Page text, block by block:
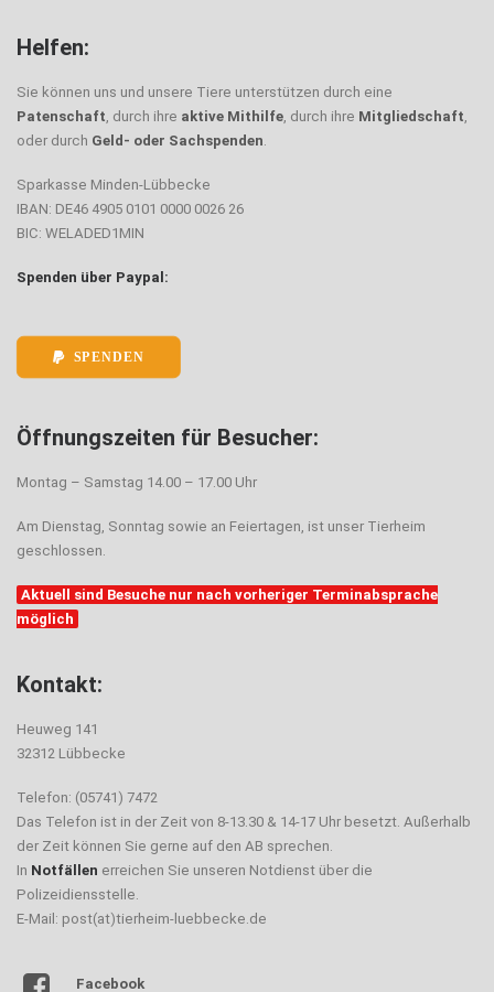
Helfen:
Sie können uns und unsere Tiere unterstützen durch eine
Patenschaft, durch ihre aktive Mithilfe, durch ihre Mitgliedschaft,
oder durch Geld- oder Sachspenden.
Sparkasse Minden-Lübbecke
IBAN: DE46 4905 0101 0000 0026 26
BIC: WELADED1MIN
Spenden über Paypal:
SPENDEN
Öffnungszeiten für Besucher:
Montag – Samstag 14.00 – 17.00 Uhr
Am Dienstag, Sonntag sowie an Feiertagen, ist unser Tierheim
geschlossen.
Aktuell sind Besuche nur nach vorheriger Terminabsprache
möglich
Kontakt:
Heuweg 141
32312 Lübbecke
Telefon: (05741) 7472
Das Telefon ist in der Zeit von 8-13.30 & 14-17 Uhr besetzt. Außerhalb
der Zeit können Sie gerne auf den AB sprechen.
In Notfällen erreichen Sie unseren Notdienst über die
Polizeidiensstelle.
E-Mail: post(at)tierheim-luebbecke.de
Facebook